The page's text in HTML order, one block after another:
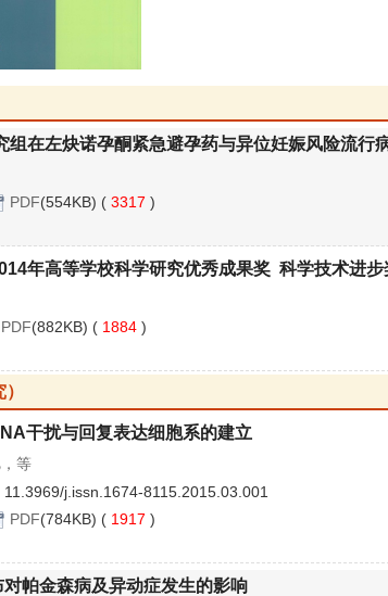
组在左炔诺孕酮紧急避孕药与异位妊娠风险流行
PDF(554KB) ( 3317 )
年高等学校科学研究优秀成果奖 科学技术进步
PDF(882KB) ( 1884 )
干扰与回复表达细胞系的建立
等
11.3969/j.issn.1674-8115.2015.03.001
PDF(784KB) ( 1917 )
帕金森病及异动症发生的影响